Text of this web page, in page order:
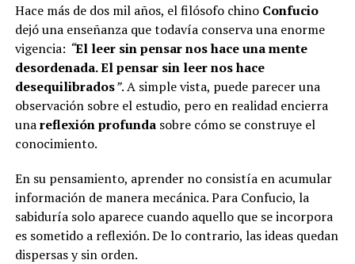
Hace más de dos mil años, el filósofo chino Confucio
dejó una enseñanza que todavía conserva una enorme
vigencia: “El leer sin pensar nos hace una mente
desordenada. El pensar sin leer nos hace
desequilibrados”. A simple vista, puede parecer una
observación sobre el estudio, pero en realidad encierra
unareflexión profundasobre cómo se construye el
conocimiento.
En su pensamiento, aprender no consistía en acumular
información de manera mecánica. Para Confucio, la
sabiduría solo aparece cuando aquello que se incorpora
es sometido a reflexión. De lo contrario, las ideas quedan
dispersas y sin orden.